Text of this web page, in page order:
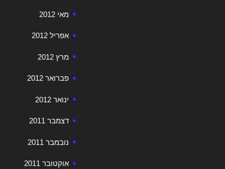
מאי 2012
אפריל 2012
מרץ 2012
פברואר 2012
ינואר 2012
דצמבר 2011
נובמבר 2011
אוקטובר 2011